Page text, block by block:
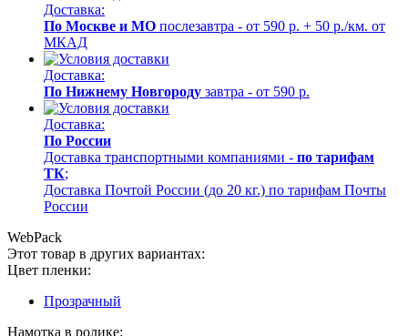
Доставка:
По Москве и МО послезавтра - от 590 р. + 50 р./км. от
МКАД
Доставка:
По Нижнему Новгороду завтра - от 590 р.
Доставка:
По России
Доставка транспортными компаниями - по тарифам
ТК;
Доставка Почтой России (до 20 кг.) по тарифам Почты
России
WebPack
Этот товар в других вариантах:
Цвет пленки:
Прозрачный
Намотка в ролике: